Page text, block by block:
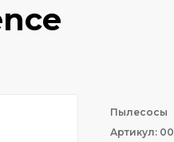
Пылесосы
Артикул: